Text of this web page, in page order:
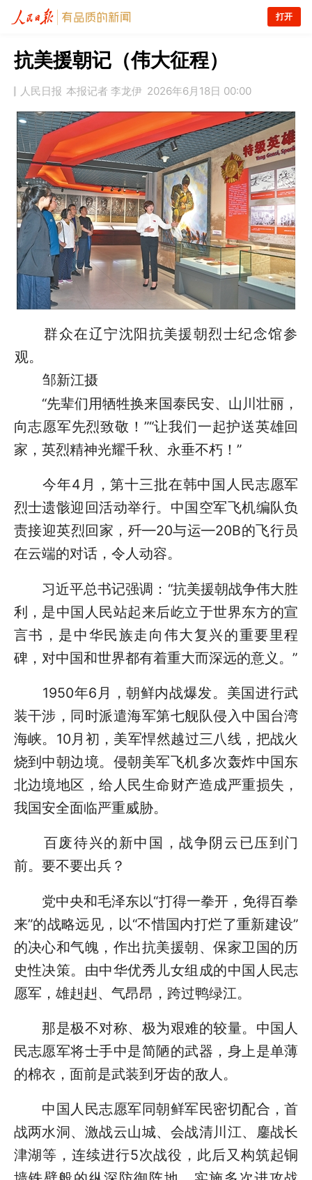
打开
抗美援朝记（伟大征程）
人民日报 本报记者 李龙伊 2026年6月18日 00:00
群众在辽宁沈阳抗美援朝烈士纪念馆参
观。
邹新江摄
“先辈们用牺牲换来国泰民安、山川壮丽，
向志愿军先烈致敬！”“让我们一起护送英雄回
家，英烈精神光耀千秋、永垂不朽！”
今年4月，第十三批在韩中国人民志愿军
烈士遗骸迎回活动举行。中国空军飞机编队负
责接迎英烈回家，歼—20与运—20B的飞行员
在云端的对话，令人动容。
习近平总书记强调：“抗美援朝战争伟大胜
利，是中国人民站起来后屹立于世界东方的宣
言书，是中华民族走向伟大复兴的重要里程
碑，对中国和世界都有着重大而深远的意义。”
1950年6月，朝鲜内战爆发。美国进行武
装干涉，同时派遣海军第七舰队侵入中国台湾
海峡。10月初，美军悍然越过三八线，把战火
烧到中朝边境。侵朝美军飞机多次轰炸中国东
北边境地区，给人民生命财产造成严重损失，
我国安全面临严重威胁。
百废待兴的新中国，战争阴云已压到门
前。要不要出兵？
党中央和毛泽东以“打得一拳开，免得百拳
来”的战略远见，以“不惜国内打烂了重新建设”
的决心和气魄，作出抗美援朝、保家卫国的历
史性决策。由中华优秀儿女组成的中国人民志
愿军，雄赳赳、气昂昂，跨过鸭绿江。
那是极不对称、极为艰难的较量。中国人
民志愿军将士手中是简陋的武器，身上是单薄
的棉衣，面前是武装到牙齿的敌人。
中国人民志愿军同朝鲜军民密切配合，首
战两水洞、激战云山城、会战清川江、鏖战长
津湖等，连续进行5次战役，此后又构筑起铜